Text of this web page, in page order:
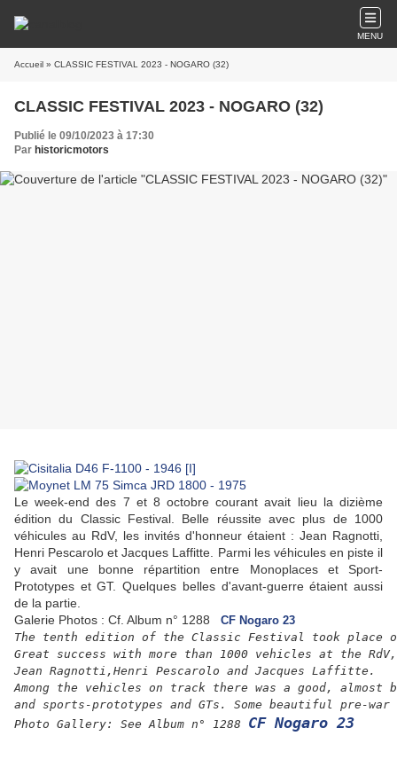
MENU
Accueil » CLASSIC FESTIVAL 2023 - NOGARO (32)
CLASSIC FESTIVAL 2023 - NOGARO (32)
Publié le 09/10/2023 à 17:30
Par historicmotors
Le week-end des 7 et 8 octobre courant avait lieu la dizième
édition du Classic Festival. Belle réussite avec plus de 1000
véhicules au RdV, les invités d'honneur étaient : Jean Ragnotti,
Henri Pescarolo et Jacques Laffitte. Parmi les véhicules en piste il
y avait une bonne répartition entre Monoplaces et Sport-
Prototypes et GT. Quelques belles d'avant-guerre étaient aussi
de la partie.
Galerie Photos : Cf. Album n° 1288 CF Nogaro 23
The tenth edition of the Classic Festival took place
Great success with more than 1000 vehicles at the
Jean Ragnotti,Henri Pescarolo and Jacques Laffitte.
Among the vehicles on track there was a good, almost
and sports-prototypes and GTs. Some beautiful pre-
Photo Gallery: See Album n° 1288
CF Nogaro 23